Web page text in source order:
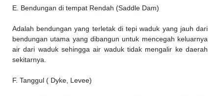
E. Bendungan di tempat Rendah (Saddle Dam)
Adalah bendungan yang terletak di tepi waduk yang jauh dari
bendungan utama yang dibangun untuk mencegah keluarnya
air dari waduk sehingga air waduk tidak mengalir ke daerah
sekitarnya.
F. Tanggul ( Dyke, Levee)